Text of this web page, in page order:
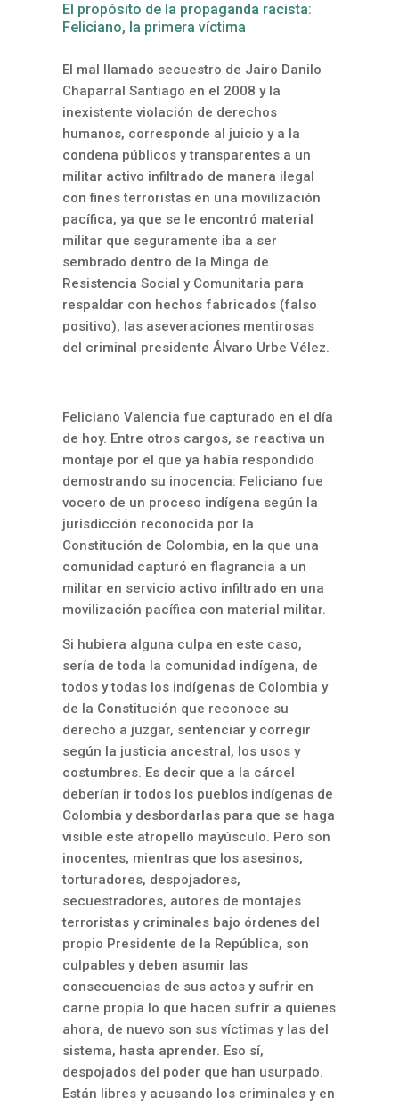
El propósito de la propaganda racista:
Feliciano, la primera víctima
El mal llamado secuestro de Jairo Danilo
Chaparral Santiago en el 2008 y la
inexistente violación de derechos
humanos, corresponde al juicio y a la
condena públicos y transparentes a un
militar activo infiltrado de manera ilegal
con fines terroristas en una movilización
pacífica, ya que se le encontró material
militar que seguramente iba a ser
sembrado dentro de la Minga de
Resistencia Social y Comunitaria para
respaldar con hechos fabricados (falso
positivo), las aseveraciones mentirosas
del criminal presidente Álvaro Urbe Vélez.
Feliciano Valencia fue capturado en el día
de hoy. Entre otros cargos, se reactiva un
montaje por el que ya había respondido
demostrando su inocencia: Feliciano fue
vocero de un proceso indígena según la
jurisdicción reconocida por la
Constitución de Colombia, en la que una
comunidad capturó en flagrancia a un
militar en servicio activo infiltrado en una
movilización pacífica con material militar.
Si hubiera alguna culpa en este caso,
sería de toda la comunidad indígena, de
todos y todas los indígenas de Colombia y
de la Constitución que reconoce su
derecho a juzgar, sentenciar y corregir
según la justicia ancestral, los usos y
costumbres. Es decir que a la cárcel
deberían ir todos los pueblos indígenas de
Colombia y desbordarlas para que se haga
visible este atropello mayúsculo. Pero son
inocentes, mientras que los asesinos,
torturadores, despojadores,
secuestradores, autores de montajes
terroristas y criminales bajo órdenes del
propio Presidente de la República, son
culpables y deben asumir las
consecuencias de sus actos y sufrir en
carne propia lo que hacen sufrir a quienes
ahora, de nuevo son sus víctimas y las del
sistema, hasta aprender. Eso sí,
despojados del poder que han usurpado.
Están libres y acusando los criminales y en